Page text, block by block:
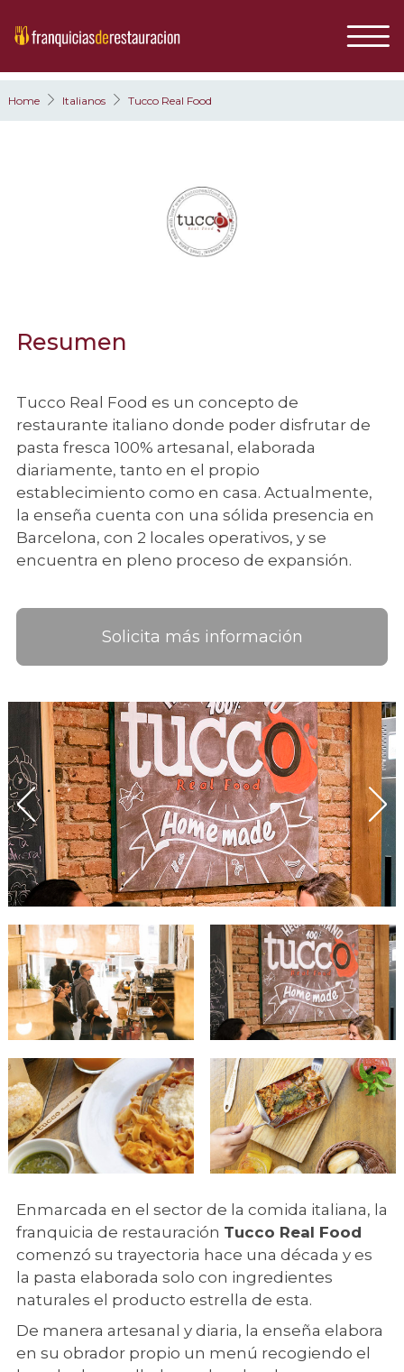
Home Italianos Tucco Real Food
Resumen
Tucco Real Food es un concepto de
restaurante italiano donde poder disfrutar de
pasta fresca 100% artesanal, elaborada
diariamente, tanto en el propio
establecimiento como en casa. Actualmente,
la enseña cuenta con una sólida presencia en
Barcelona, con 2 locales operativos, y se
encuentra en pleno proceso de expansión.
Solicita más información
Enmarcada en el sector de la comida italiana, la
franquicia de restauración Tucco Real Food
comenzó su trayectoria hace una década y es
la pasta elaborada solo con ingredientes
naturales el producto estrella de esta.
De manera artesanal y diaria, la enseña elabora
en su obrador propio un menú recogiendo el